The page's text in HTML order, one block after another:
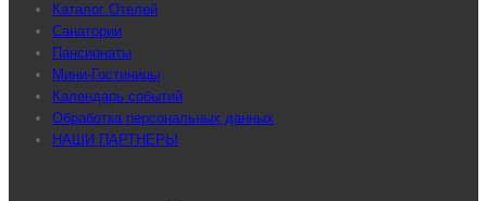
Каталог Отелей
Санатории
Пансионаты
Мини-Гостиницы
Календарь событий
Обработка персональных данных
НАШИ ПАРТНЕРЫ